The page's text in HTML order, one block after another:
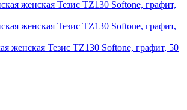
женская Тезис TZ130 Softone, графит, 50